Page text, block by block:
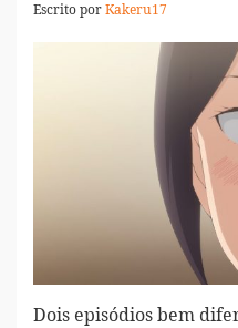
Escrito porKakeru17
Dois episódios bem